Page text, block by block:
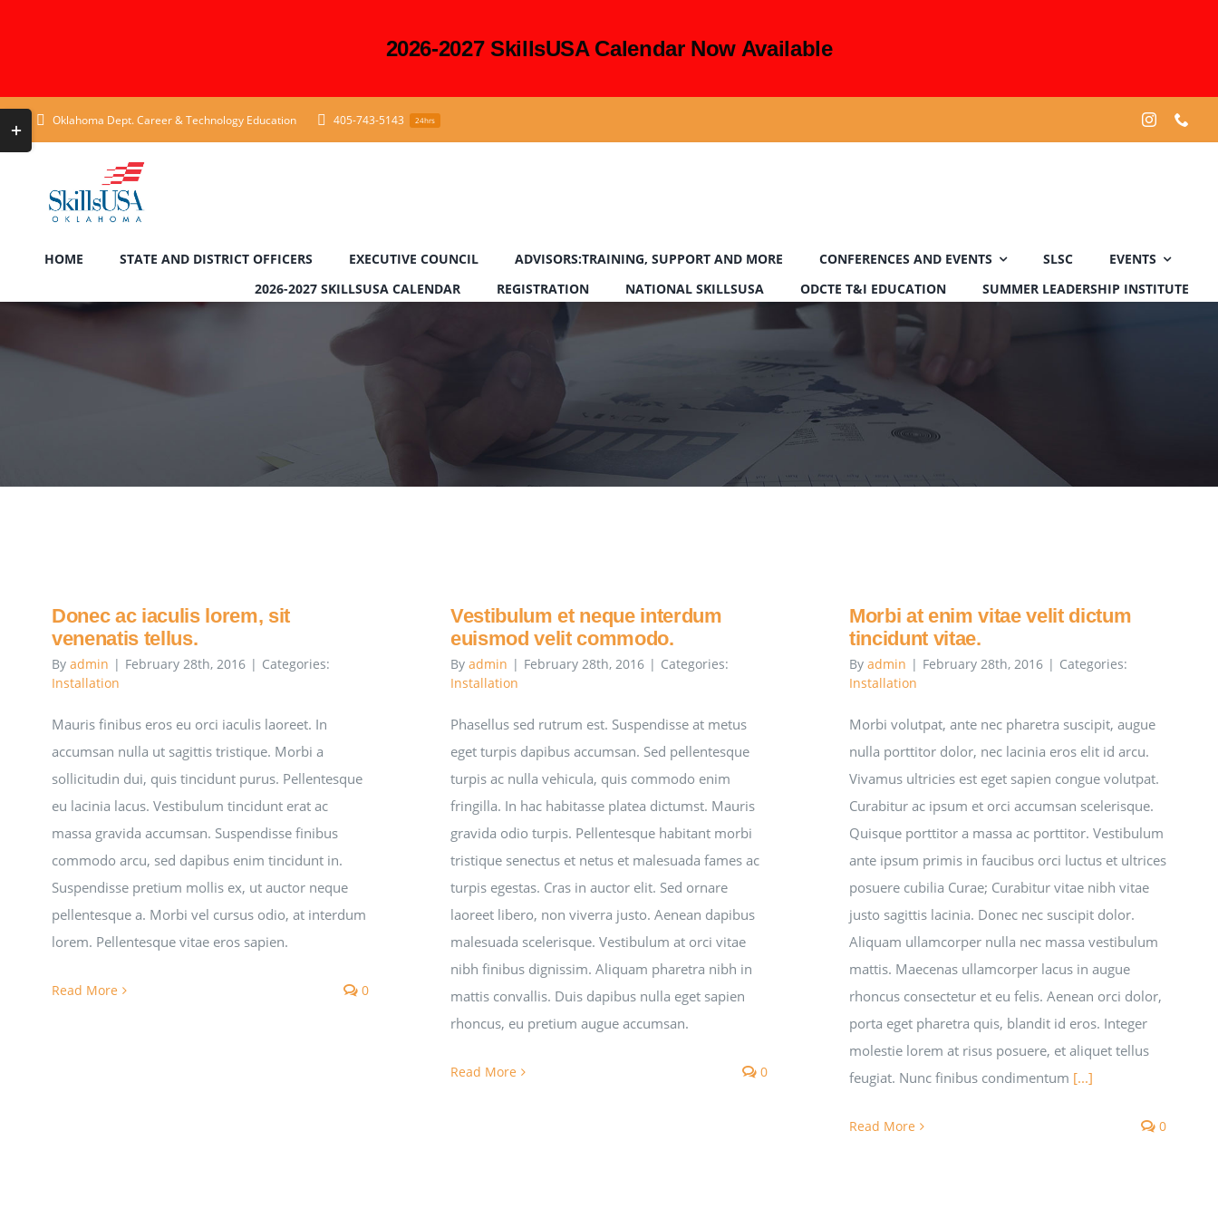
2026-2027 SkillsUSA Calendar Now Available
Skip
to
Oklahoma Dept. Career & Technology Education 405-743-5143 24hrs
HOME STATE AND DISTRICT OFFICERS EXECUTIVE COUNCIL ADVISORS:TRAINING, SUPPORT AND MORE CONFERENCES AND EVENTS SLSC
EVENTS
2026-2027 SKILLSUSA CALENDAR
REGISTRATION NATIONAL SKILLSUSA ODCTE T&I EDUCATION SUMMER LEADERSHIP INSTITUTE
Donec ac iaculis lorem, sit
venenatis tellus.
By admin | February 28th, 2016 | Categories:
Installation
Mauris finibus eros eu orci iaculis laoreet. In
accumsan nulla ut sagittis tristique. Morbi a
sollicitudin dui, quis tincidunt purus. Pellentesque
eu lacinia lacus. Vestibulum tincidunt erat ac
massa gravida accumsan. Suspendisse finibus
commodo arcu, sed dapibus enim tincidunt in.
Suspendisse pretium mollis ex, ut auctor neque
pellentesque a. Morbi vel cursus odio, at interdum
lorem. Pellentesque vitae eros sapien.
Read More 0
Vestibulum et neque interdum
euismod velit commodo.
By admin | February 28th, 2016 | Categories:
Installation
Phasellus sed rutrum est. Suspendisse at metus
eget turpis dapibus accumsan. Sed pellentesque
turpis ac nulla vehicula, quis commodo enim
fringilla. In hac habitasse platea dictumst. Mauris
gravida odio turpis. Pellentesque habitant morbi
tristique senectus et netus et malesuada fames ac
turpis egestas. Cras in auctor elit. Sed ornare
laoreet libero, non viverra justo. Aenean dapibus
malesuada scelerisque. Vestibulum at orci vitae
nibh finibus dignissim. Aliquam pharetra nibh in
mattis convallis. Duis dapibus nulla eget sapien
rhoncus, eu pretium augue accumsan.
Read More 0
Morbi at enim vitae velit dictum
tincidunt vitae.
By admin | February 28th, 2016 | Categories:
Installation
Morbi volutpat, ante nec pharetra suscipit, augue
nulla porttitor dolor, nec lacinia eros elit id arcu.
Vivamus ultricies est eget sapien congue volutpat.
Curabitur ac ipsum et orci accumsan scelerisque.
Quisque porttitor a massa ac porttitor. Vestibulum
ante ipsum primis in faucibus orci luctus et ultrices
posuere cubilia Curae; Curabitur vitae nibh vitae
justo sagittis lacinia. Donec nec suscipit dolor.
Aliquam ullamcorper nulla nec massa vestibulum
mattis. Maecenas ullamcorper lacus in augue
rhoncus consectetur et eu felis. Aenean orci dolor,
porta eget pharetra quis, blandit id eros. Integer
molestie lorem at risus posuere, et aliquet tellus
feugiat. Nunc finibus condimentum [...]
Read More 0
Toggle
Sliding